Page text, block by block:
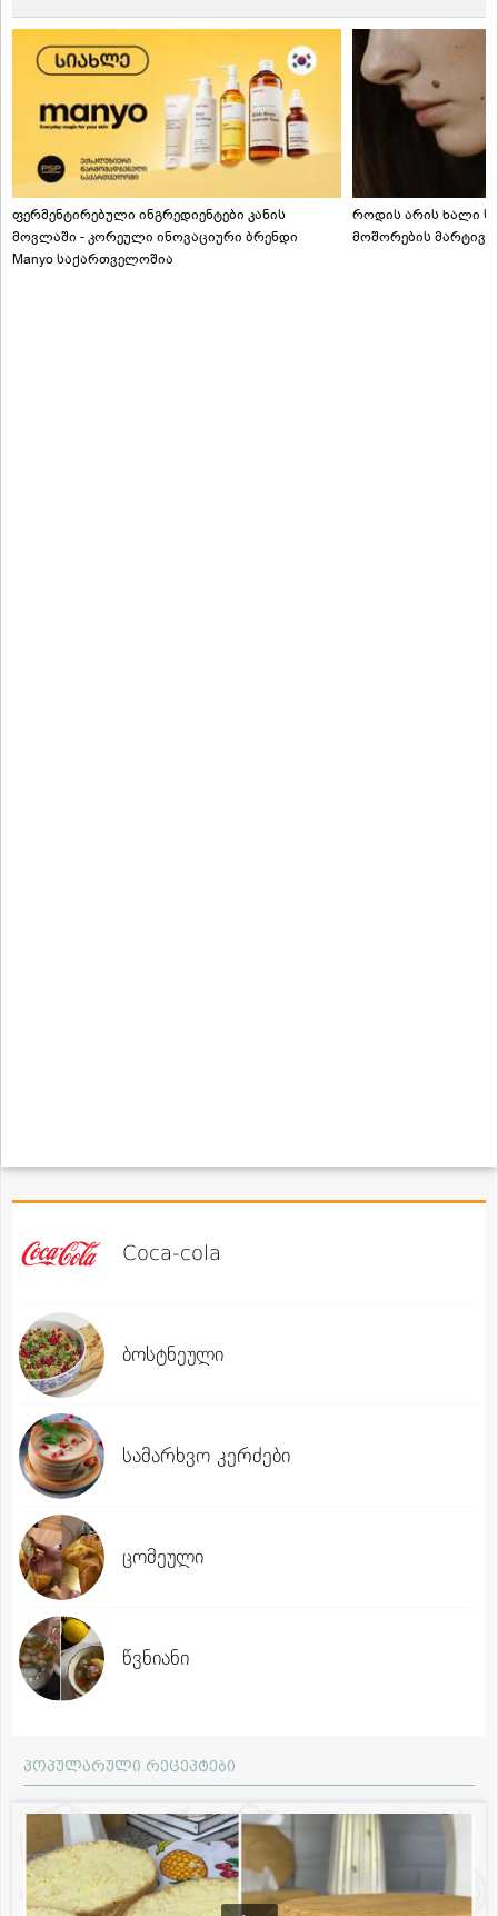
ფერმენტირებული ინგრედიენტები კანის
მოვლაში - კორეული ინოვაციური ბრენდი
Manyo საქართველოშია
როდის არის ხალი
მოშორების
Coca-cola
ბოსტნეული
სამარხვო კერძები
ცომეული
წვნიანი
პოპულარული რეცეპტები